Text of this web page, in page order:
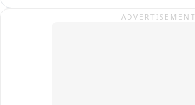
ADVERTISEMENT